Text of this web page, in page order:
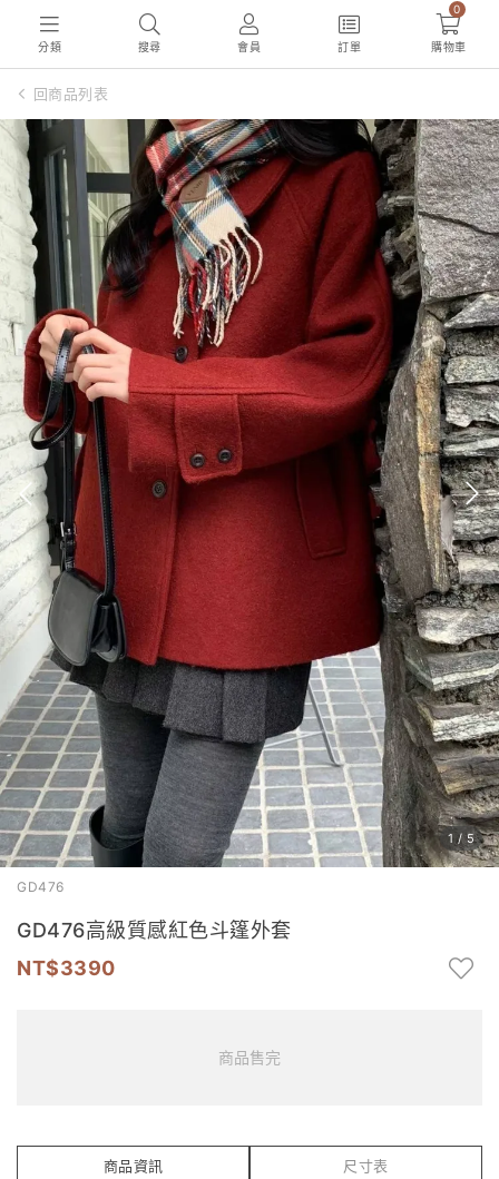
分類 搜尋 會員 訂單
0
購物車
回商品列表
1 /5
GD476
GD476高級質感紅色斗篷外套
3390
商品售完
商品資訊 尺寸表